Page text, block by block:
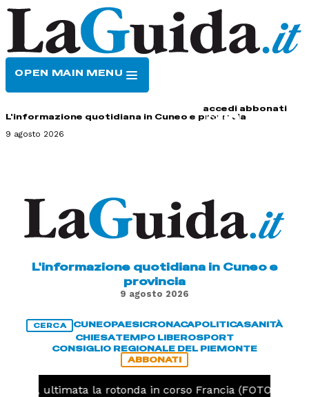
OPEN MAIN MENU
accedi abbonati
L'informazione quotidiana in Cuneo e provincia
9 agosto 2026
L'informazione quotidiana in Cuneo e
provincia
9 agosto 2026
CERCA CUNEOPAESICRONACAPOLITICASANITÀ
CHIESATEMPO LIBEROSPORT
CONSIGLIO REGIONALE DEL PIEMONTE
ABBONATI
ultimata la rotonda in corso Francia (FOTO)